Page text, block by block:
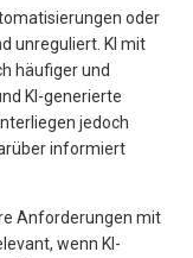
oder
unreguliert. KI mit
häufiger und
KI-generierte
jedoch
informiert
Anforderungen mit
wenn KI-